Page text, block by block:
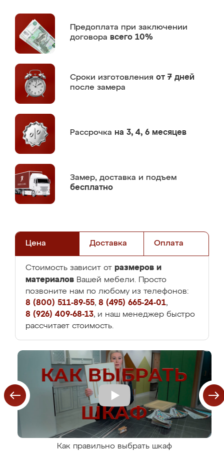
Предоплата при заключении
договора всего 10%
Сроки изготовления от 7 дней
после замера
Рассрочка на 3, 4, 6 месяцев
Замер, доставка и подъем
бесплатно
Цена Доставка Оплата
Стоимость зависит от размеров и
материалов Вашей мебели. Просто
позвоните нам по любому из телефонов:
8 (800) 511-89-55, 8 (495) 665-24-01,
8 (926) 409-68-13, и наш менеджер быстро
рассчитает стоимость.
Как правильно выбрать шкаф